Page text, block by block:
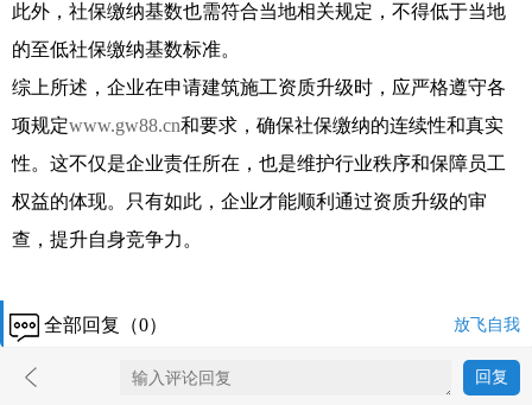
此外，社保缴纳基数也需符合当地相关规定，不得低于当地
的至低社保缴纳基数标准。
综上所述，企业在申请建筑施工资质升级时，应严格遵守各
项规定www.gw88.cn和要求，确保社保缴纳的连续性和真实
性。这不仅是企业责任所在，也是维护行业秩序和保障员工
权益的体现。只有如此，企业才能顺利通过资质升级的审
查，提升自身竞争力。
全部回复（0） 放飞自我